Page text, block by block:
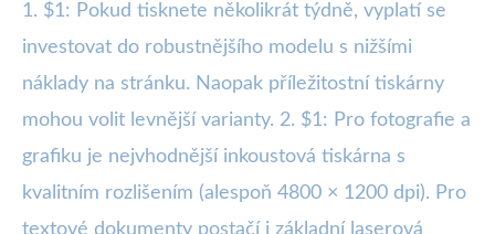
1. $1: Pokud tisknete několikrát týdně, vyplatí se
investovat do robustnějšího modelu s nižšími
náklady na stránku. Naopak příležitostní tiskárny
mohou volit levnější varianty. 2. $1: Pro fotografie a
grafiku je nejvhodnější inkoustová tiskárna s
kvalitním rozlišením (alespoň 4800 × 1200 dpi). Pro
textové dokumenty postačí i základní laserová